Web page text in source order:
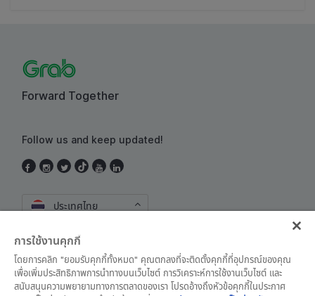
Forward Together
Follow us and keep updated!
ประเทศไทย
การใช้งานคุกกี้
โดยการคลิก "ยอมรับคุกกี้ทั้งหมด" คุณตกลงที่จะติดตั้งคุกกี้ที่อุปกรณ์ของคุณ
เพื่อเพิ่มประสิทธิภาพการนำทางบนเว็บไซต์ การวิเคราะห์การใช้งานเว็บไซต์ และ
สนับสนุนความพยายามทางการตลาดของเรา โปรดอ้างถึงหัวข้อคุกกี้ในประกาศ